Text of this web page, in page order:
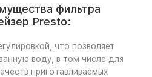
фильтра
Presto:
что позволяет
воду, в том числе для
приготавливаемых